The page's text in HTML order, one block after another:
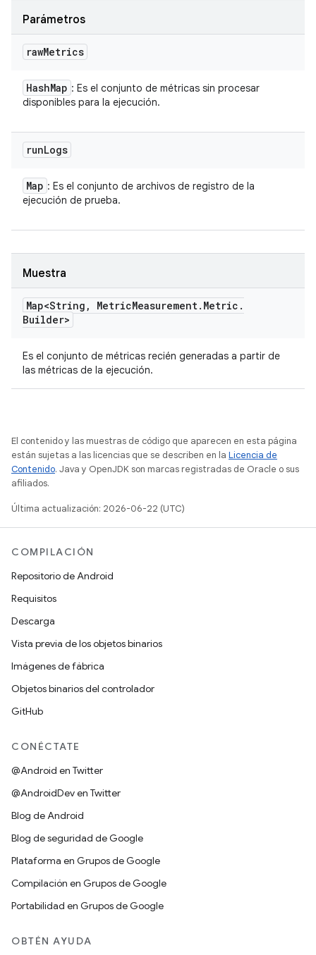
Parámetros
rawMetrics
HashMap : Es el conjunto de métricas sin procesar
disponibles para la ejecución.
runLogs
Map : Es el conjunto de archivos de registro de la
ejecución de prueba.
Muestra
Map<String , MetricMeasurement. Metric .
Builder>
Es el conjunto de métricas recién generadas a partir de
las métricas de la ejecución.
El contenido y las muestras de código que aparecen en esta página
están sujetas a las licencias que se describen en la Licencia de
Contenido. Java y OpenJDK son marcas registradas de Oracle o sus
afiliados.
Última actualización: 2026-06-22 (UTC)
COMPILACIÓN
Repositorio de Android
Requisitos
Descarga
Vista previa de los objetos binarios
Imágenes de fábrica
Objetos binarios del controlador
GitHub
CONÉCTATE
@Android en Twitter
@AndroidDev en Twitter
Blog de Android
Blog de seguridad de Google
Plataforma en Grupos de Google
Compilación en Grupos de Google
Portabilidad en Grupos de Google
OBTÉN AYUDA